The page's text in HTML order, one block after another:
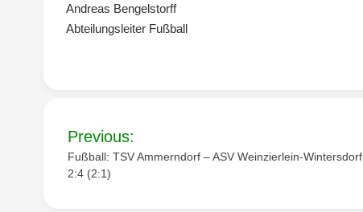
Andreas Bengelstorff
Abteilungsleiter Fußball
Beitragsnavigation
Previous:
Fußball: TSV Ammerndorf – ASV Weinzierlein-Wintersdorf
2:4 (2:1)